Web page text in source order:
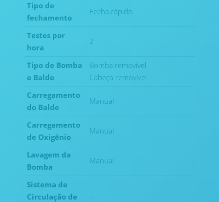
Tipo de
fechamento
Fecha rápido
Testes por
hora
2
Tipo de Bomba
e Balde
Bomba removível
Cabeça removível
Carregamento
do Balde
Manual
Carregamento
de Oxigênio
Manual
Lavagem da
Bomba
Manual
Sistema de
Circulação de
–